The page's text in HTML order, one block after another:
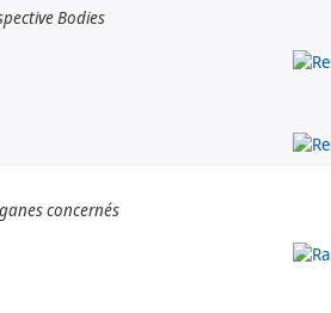
Bodies
concernés